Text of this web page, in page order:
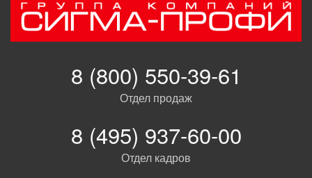
8 (800) 550-39-61
Отдел продаж
8 (495) 937-60-00
Отдел кадров